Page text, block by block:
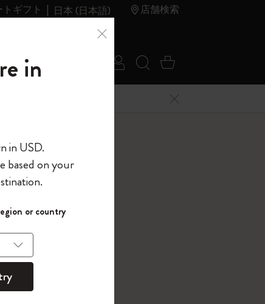
ギフト 日本 (日本語) 店舗検索
ール
ログイン
うこそ
存する
検索 (キーワード
カート 0 アイ
メニューを閉じる
アルバム
ション, ブラック
ラー
うこそ
、コード
すると、初
無料になり
ット品は
in
in USD.
based on your
or country